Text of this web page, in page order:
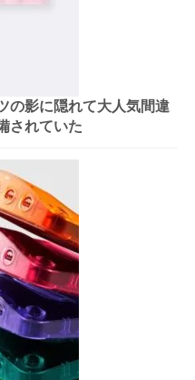
の影に隠れて大人気間違
されていた